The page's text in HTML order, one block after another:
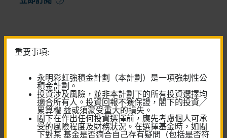
重要事項:
永明彩虹強積金計劃（本計劃）是一項強制性公
積金計劃。
投資涉及風險，並非本計劃下的所有投資選擇均
適合所有人。投資回報不獲保證，閣下的投資╱
累算權 益或須蒙受重大的損失。
閣下在作出任何投資選擇前，應先考慮個人可承
受的風險程度及財務狀況。在選擇基金時，如閣
下對某 基金是否適合自己存有疑問（包括是否符
尋求更多 退休金服務?
與我們的強積金顧問對話
預約客戶服務中心服務